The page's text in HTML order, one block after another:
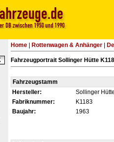
Home| Rottenwagen & Anhänger|
Fahrzeugportrait Sollinger Hütte
Fahrzeugstamm
Hersteller:
Sollinger Hütte
Fabriknummer:
K1183
Baujahr:
1963